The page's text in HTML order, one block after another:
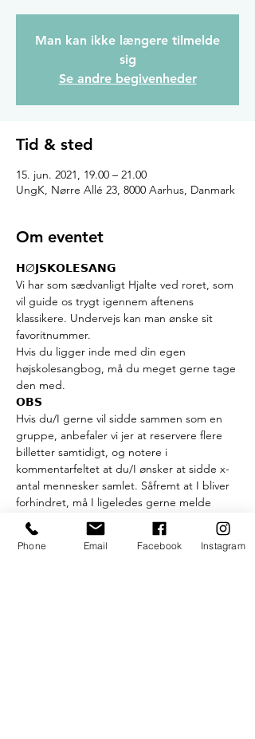
Man kan ikke længere tilmelde
sig
Se andre begivenheder
Tid & sted
15. jun. 2021, 19.00 – 21.00
UngK, Nørre Allé 23, 8000 Aarhus, Danmark
Om eventet
𝗛Ø𝗝𝗦𝗞𝗢𝗟𝗘𝗦𝗔𝗡𝗚
Vi har som sædvanligt Hjalte ved roret, som
vil guide os trygt igennem aftenens
klassikere. Undervejs kan man ønske sit
favoritnummer.
Hvis du ligger inde med din egen
højskolesangbog, må du meget gerne tage
den med.
𝗢𝗕𝗦
Hvis du/I gerne vil sidde sammen som en
gruppe, anbefaler vi jer at reservere flere
billetter samtidigt, og notere i
kommentarfeltet at du/I ønsker at sidde x-
antal mennesker samlet. Såfremt at I bliver
forhindret, må I ligeledes gerne melde
tilbage.
Phone Email Facebook Instagram